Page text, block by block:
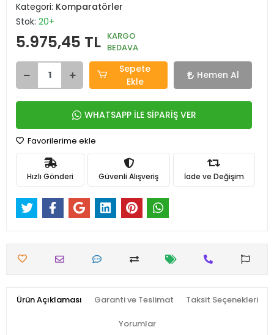
Kategori: Komparatörler
Stok: 20+
5.975,45 TL KARGO
BEDAVA
Sepete
Ekle
Hemen Al
WHATSAPP İLE SİPARİŞ VER
Favorilerime ekle
Hızlı Gönderi Güvenli Alışveriş İade ve Değişim
Ürün Açıklaması Garanti ve Teslimat Taksit Seçenekleri
Yorumlar